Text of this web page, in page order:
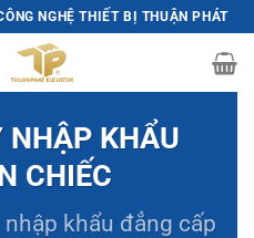
NGHỆ THIẾT BỊ THUẬN PHÁT
NHẬP KHẨU
CHIẾC
nhập khẩu đẳng cấp